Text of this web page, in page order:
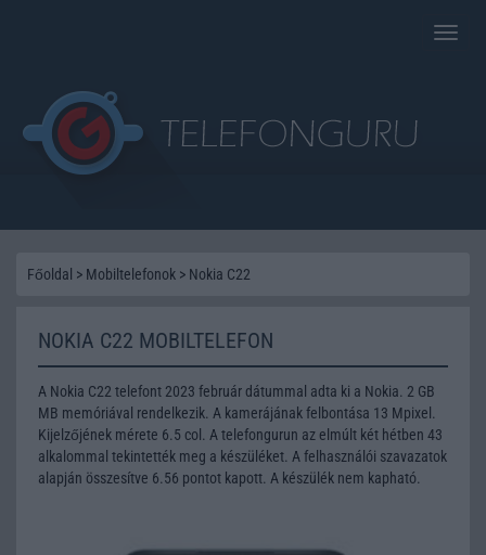
Toggle
Főoldal > Mobiltelefonok > Nokia C22
NOKIA C22 MOBILTELEFON
A Nokia C22 telefont 2023 február dátummal adta ki a Nokia. 2 GB
MB memóriával rendelkezik. A kamerájának felbontása 13 Mpixel.
Kijelzőjének mérete 6.5 col. A telefongurun az elmúlt két hétben 43
alkalommal tekintették meg a készüléket. A felhasználói szavazatok
alapján összesítve 6.56 pontot kapott. A készülék nem kapható.